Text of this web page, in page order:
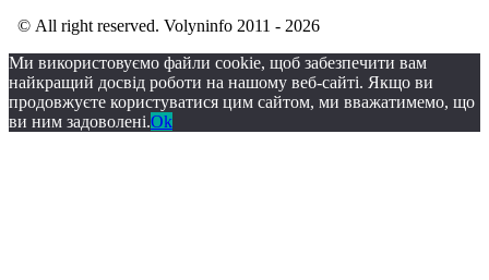
© All right reserved. Volyninfo 2011 - 2026
Ми використовуємо файли cookie, щоб забезпечити вам
найкращий досвід роботи на нашому веб-сайті. Якщо ви
продовжуєте користуватися цим сайтом, ми вважатимемо, що
ви ним задоволені.Ok